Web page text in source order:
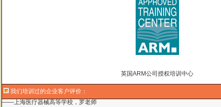
英国ARM公司授权培训中心
我们培训过的企业客户评价：
曙海的andriod 系统与应用培训完全符合了我公司的要求，达到了我公司培训的